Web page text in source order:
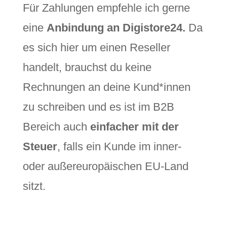
Für Zahlungen empfehle ich gerne
eine Anbindung an Digistore24. Da
es sich hier um einen Reseller
handelt, brauchst du keine
Rechnungen an deine Kund*innen
zu schreiben und es ist im B2B
Bereich auch einfacher mit der
Steuer, falls ein Kunde im inner-
oder außereuropäischen EU-Land
sitzt.